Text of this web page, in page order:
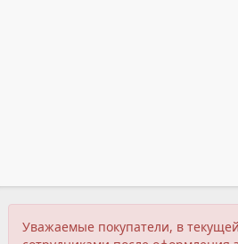
Уважаемые покупатели, в